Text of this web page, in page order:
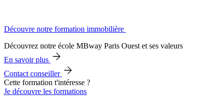
Découvre notre formation immobilière
Découvrez notre école MBway Paris Ouest et ses valeurs
En savoir plus
Contact conseiller
Cette formation t'intéresse ?
Je découvre les formations